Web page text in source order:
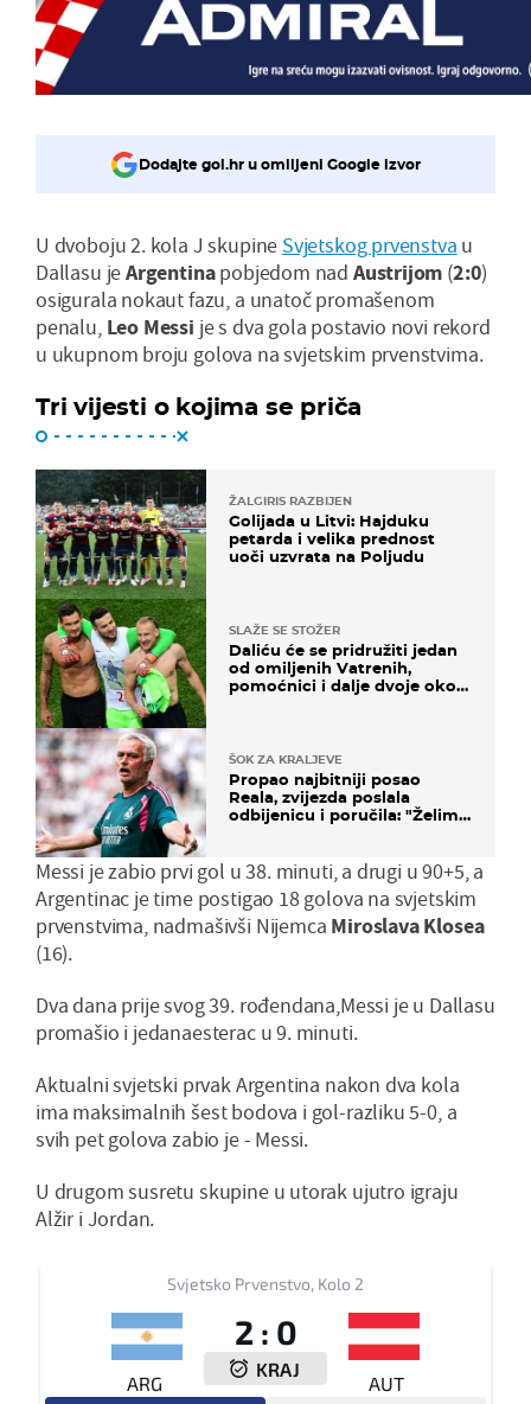
Dodajte gol.hr u omiljeni Google izvor
U dvoboju 2. kola J skupine Svjetskog prvenstva u
Dallasu jeArgentinapobjedom nad Austrijom (2:0)
osigurala nokaut fazu, a unatoč promašenom
penalu, Leo Messi je s dva gola postavio novi rekord
u ukupnom broju golova na svjetskim prvenstvima.
Tri vijesti o kojima se priča
ŽALGIRIS RAZBIJEN
Golijada u Litvi: Hajduku
petarda i velika prednost
uoči uzvrata na Poljudu
SLAŽE SE STOŽER
Daliću će se pridružiti jedan
od omiljenih Vatrenih,
pomoćnici i dalje dvoje oko
ŠOK ZA KRALJEVE
Propao najbitniji posao
Reala, zvijezda poslala
odbijenicu i poručila: "Želim
Messi je zabio prvi gol u 38. minuti, a drugi u 90+5, a
Argentinac je time postigao 18 golova na svjetskim
prvenstvima, nadmašivši Nijemca MiroslavaKlosea
(16).
Dva dana prije svog 39. rođendana,Messi je u Dallasu
promašio i jedanaesterac u 9. minuti.
Aktualni svjetski prvak Argentina nakon dva kola
ima maksimalnih šest bodova i gol-razliku 5-0, a
svih pet golova zabio je - Messi.
U drugom susretu skupine u utorak ujutro igraju
Alžir i Jordan.
Svjetsko Prvenstvo, Kolo 2
ARG
2 : 0
KRAJ
AUT